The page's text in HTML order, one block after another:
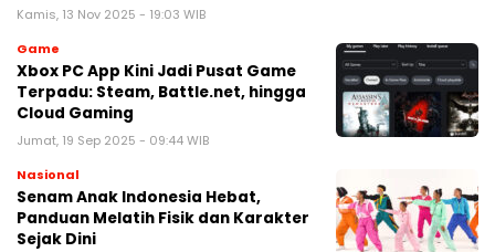
Kamis, 13 Nov 2025 - 19:03 WIB
Game
Xbox PC App Kini Jadi Pusat Game
Terpadu: Steam, Battle.net, hingga
Cloud Gaming
Jumat, 19 Sep 2025 - 09:44 WIB
Nasional
Senam Anak Indonesia Hebat,
Panduan Melatih Fisik dan Karakter
Sejak Dini